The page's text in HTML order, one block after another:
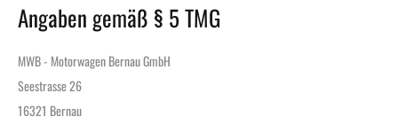
Angaben gemäß § 5 TMG
MWB - Motorwagen Bernau GmbH
Seestrasse 26
16321 Bernau